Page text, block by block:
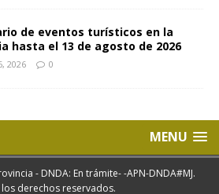
de eventos turísticos en la
hasta el 13 de agosto de 2026
2026 0
MENU
- DNDA: En trámite- -APN-DNDA#MJ.
derechos reservados.